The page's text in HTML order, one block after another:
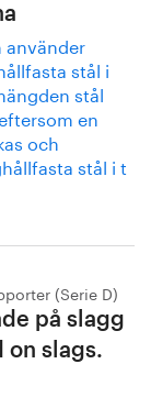
använder
stål i
stål
en
och
stål i t
(Serie D)
på slagg
on slags.